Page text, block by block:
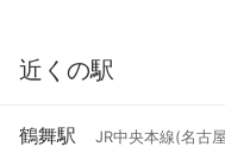
近くの駅
鶴舞駅 JR中央本線(名古